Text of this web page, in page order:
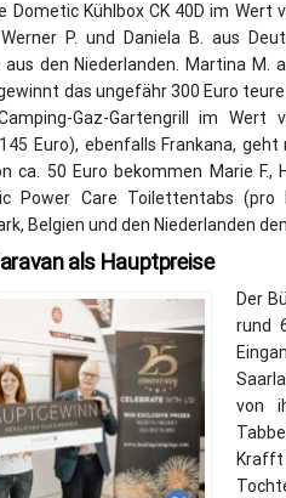
Dometic Kühlbox CK 40D im Wert
P. und Daniela B. aus
den Niederlanden. Martina M.
das ungefähr 300 Euro
Gaz-Gartengrill im Wert
Euro), ebenfalls Frankana,
ca. 50 Euro bekommen Marie
Power Care Toilettentabs
Belgien und den Niederlanden
als Hauptpreise
Der
rund
von
Krafft